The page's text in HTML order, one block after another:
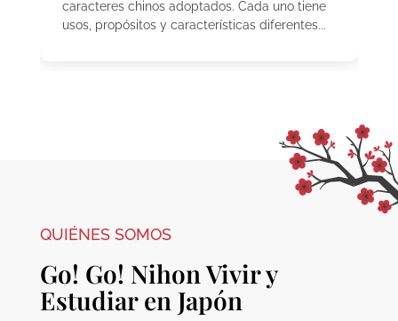
caracteres chinos adoptados. Cada uno tiene
usos, propósitos y características diferentes...
QUIÉNES SOMOS
Go! Go! Nihon Vivir y
Estudiar en Japón